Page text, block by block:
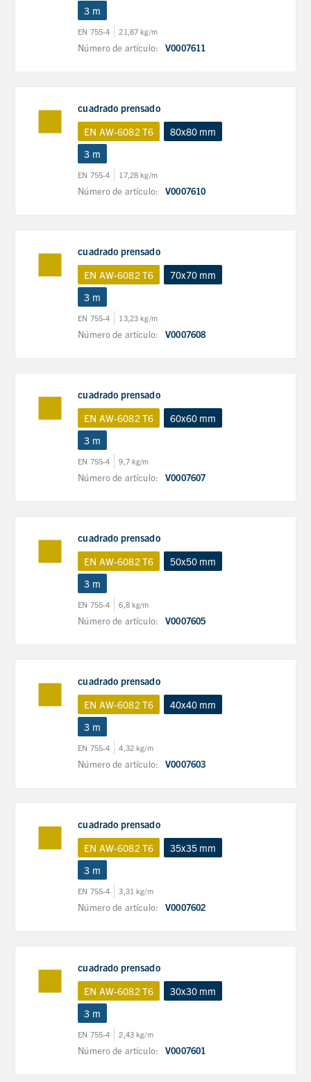
3 m
EN 755-4 21,87 kg/m
Número de artículo: V0007611
cuadrado prensado
EN AW-6082 T6
80x80 mm
3 m
EN 755-4 17,28 kg/m
Número de artículo: V0007610
cuadrado prensado
EN AW-6082 T6
70x70 mm
3 m
EN 755-4 13,23 kg/m
Número de artículo: V0007608
cuadrado prensado
EN AW-6082 T6
60x60 mm
3 m
EN 755-4 9,7 kg/m
Número de artículo: V0007607
cuadrado prensado
EN AW-6082 T6
50x50 mm
3 m
EN 755-4 6,8 kg/m
Número de artículo: V0007605
cuadrado prensado
EN AW-6082 T6
40x40 mm
3 m
EN 755-4 4,32 kg/m
Número de artículo: V0007603
cuadrado prensado
EN AW-6082 T6
35x35 mm
3 m
EN 755-4 3,31 kg/m
Número de artículo: V0007602
cuadrado prensado
EN AW-6082 T6
30x30 mm
3 m
EN 755-4 2,43 kg/m
Número de artículo: V0007601